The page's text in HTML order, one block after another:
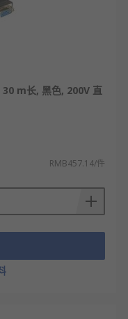
30 m长, 黑色, 200V 直
RMB457.14/件